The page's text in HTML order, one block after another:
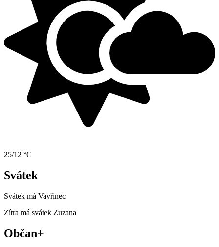
25/12 °C
Svátek
Svátek má Vavřinec
Zítra má svátek Zuzana
Občan+